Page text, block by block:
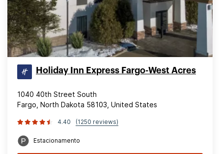
Holiday Inn Express Fargo-West Acres
1040 40th Street South
Fargo, North Dakota 58103, United States
4.40 (1250 reviews)
Estacionamento